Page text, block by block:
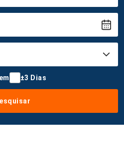
±3 Dias